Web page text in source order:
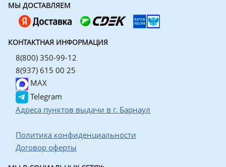
МЫ ДОСТАВЛЯЕМ
КОНТАКТНАЯ ИНФОРМАЦИЯ
8(800) 350-99-12
8(937) 615 00 25
MAX
Telegram
Адреса пунктов выдачи в г. Барнаул
Политика конфиденциальности
Договор оферты